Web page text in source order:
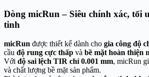
Dòng micRun – Siêu chính xác, tối
tinh
micRun được thiết kế dành cho gia công độ
cầu độ rung cực thấp và bề mặt hoàn thiện
Với độ sai lệch TIR chỉ 0.001 mm, micRun
và chất lượng bề mặt sản phẩm.